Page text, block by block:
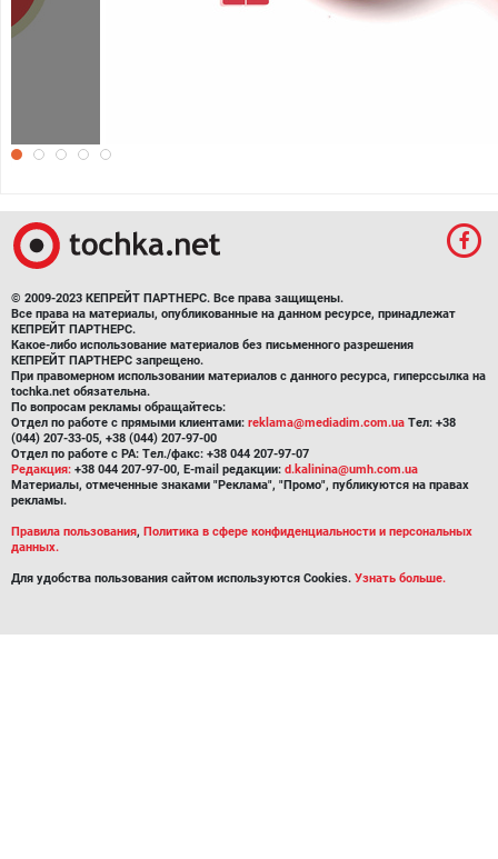
Обои на рабочий стол 2016 с
© 2009-2023 КЕПРЕЙТ ПАРТНЕРС. Все права защищены.
Все права на материалы, опубликованные на данном ресурсе, принадлежат
КЕПРЕЙТ ПАРТНЕРС.
Какое-либо использование материалов без письменного разрешения
КЕПРЕЙТ ПАРТНЕРС запрещено.
При правомерном использовании материалов с данного ресурса, гиперссылка на
tochka.net обязательна.
По вопросам рекламы обращайтесь:
Отдел по работе с прямыми клиентами: reklama@mediadim.com.ua Тел: +38
(044) 207-33-05, +38 (044) 207-97-00
Отдел по работе с РА: Тел./факс: +38 044 207-97-07
Редакция: +38 044 207-97-00, E-mail редакции: d.kalinina@umh.com.ua
Материалы, отмеченные знаками "Реклама", "Промо", публикуются на правах
рекламы.
Правила пользования, Политика в сфере конфиденциальности и персональных
данных.
Для удобства пользования сайтом используются Cookies. Узнать больше.